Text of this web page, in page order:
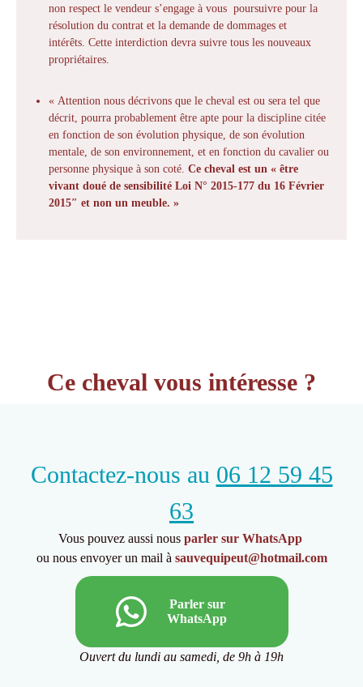
non respect le vendeur s’engage à vous poursuivre pour la
résolution du contrat et la demande de dommages et
intérêts. Cette interdiction devra suivre tous les nouveaux
propriétaires.
« Attention nous décrivons que le cheval est ou sera tel que
décrit, pourra probablement être apte pour la discipline citée
en fonction de son évolution physique, de son évolution
mentale, de son environnement, et en fonction du cavalier ou
personne physique à son coté. Ce cheval est un « être
vivant doué de sensibilité Loi N° 2015-177 du 16 Février
2015″ et non un meuble. »
Ce cheval vous intéresse ?
Contactez-nous au 06 12 59 45
63
Vous pouvez aussi nous parler sur WhatsApp
ou nous envoyer un mail à sauvequipeut@hotmail.com
Parler sur
WhatsApp
Ouvert du lundi au samedi, de 9h à 19h